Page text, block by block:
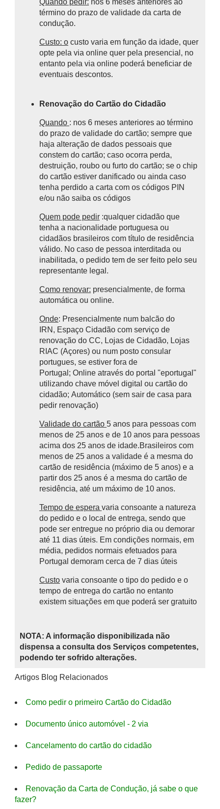
Quando pedir: nos 6 meses anteriores ao
término do prazo de validade da carta de
condução.
Custo: o custo varia em função da idade, quer
opte pela via online quer pela presencial, no
entanto pela via online poderá beneficiar de
eventuais descontos.
Renovação do Cartão do Cidadão
Quando : nos 6 meses anteriores ao término
do prazo de validade do cartão; sempre que
haja alteração de dados pessoais que
constem do cartão; caso ocorra perda,
destruição, roubo ou furto do cartão; se o chip
do cartão estiver danificado ou ainda caso
tenha perdido a carta com os códigos PIN
e/ou não saiba os códigos
Quem pode pedir :qualquer cidadão que
tenha a nacionalidade portuguesa ou
cidadãos brasileiros com título de residência
válido. No caso de pessoa interditada ou
inabilitada, o pedido tem de ser feito pelo seu
representante legal.
Como renovar: presencialmente, de forma
automática ou online.
Onde: Presencialmente num balcão do
IRN, Espaço Cidadão com serviço de
renovação do CC, Lojas de Cidadão, Lojas
RIAC (Açores) ou num posto consular
portugues, se estiver fora de
Portugal; Online através do portal "eportugal"
utilizando chave móvel digital ou cartão do
cidadão; Automático (sem sair de casa para
pedir renovação)
Validade do cartão 5 anos para pessoas com
menos de 25 anos e de 10 anos para pessoas
acima dos 25 anos de idade.Brasileiros com
menos de 25 anos a validade é a mesma do
cartão de residência (máximo de 5 anos) e a
partir dos 25 anos é a mesma do cartão de
residência, até um máximo de 10 anos.
Tempo de espera varia consoante a natureza
do pedido e o local de entrega, sendo que
pode ser entregue no próprio dia ou demorar
até 11 dias úteis. Em condições normais, em
média, pedidos normais efetuados para
Portugal demoram cerca de 7 dias úteis
Custo varia consoante o tipo do pedido e o
tempo de entrega do cartão no entanto
existem situações em que poderá ser gratuito
NOTA: A informação disponibilizada não
dispensa a consulta dos Serviços competentes,
podendo ter sofrido alterações.
Artigos Blog Relacionados
Como pedir o primeiro Cartão do Cidadão
Documento único automóvel - 2 via
Cancelamento do cartão do cidadão
Pedido de passaporte
Renovação da Carta de Condução, já sabe o que
fazer?